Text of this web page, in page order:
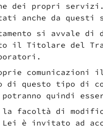
dei propri
anche da questi
si avvale
il Titolare del
comunicazioni
questo tipo di
quindi
facoltà di
è invitato ad